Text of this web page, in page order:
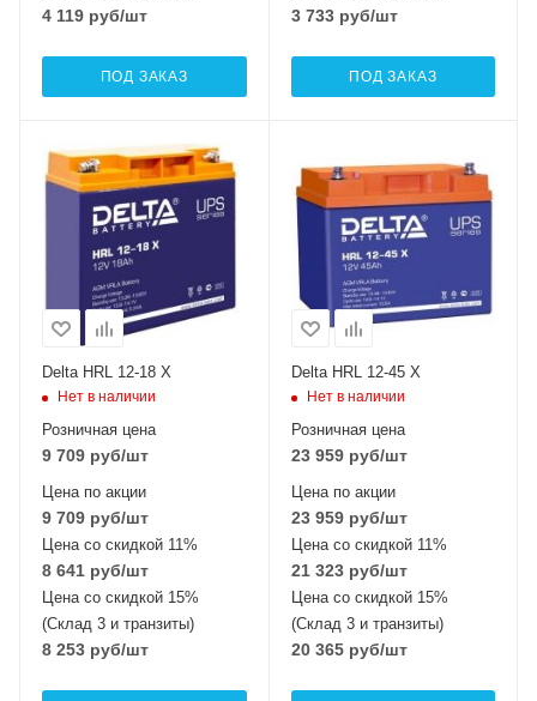
4 119 руб/шт
ПОД ЗАКАЗ
3 733руб/шт
ПОД ЗАКАЗ
Delta HRL 12-18 X
Нет в наличии
Розничная цена
9 709 руб/шт
Цена по акции
9 709 руб/шт
Цена со скидкой 11%
8 641 руб/шт
Цена со скидкой 15%
(Склад 3 и транзиты)
8 253 руб/шт
Delta HRL 12-45 X
Нет в наличии
Розничная цена
23 959руб/шт
Цена по акции
23 959руб/шт
Цена со скидкой 11%
21 323руб/шт
Цена со скидкой 15%
(Склад 3 и транзиты)
20 365руб/шт